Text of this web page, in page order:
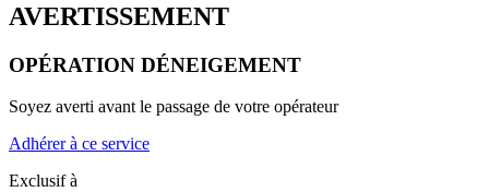
AVERTISSEMENT
OPÉRATION DÉNEIGEMENT
Soyez averti avant le passage de votre opérateur
Adhérer à ce service
Exclusif à